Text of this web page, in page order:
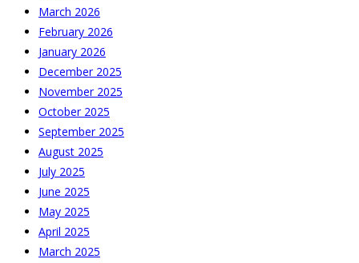
March 2026
February 2026
January 2026
December 2025
November 2025
October 2025
September 2025
August 2025
July 2025
June 2025
May 2025
April 2025
March 2025